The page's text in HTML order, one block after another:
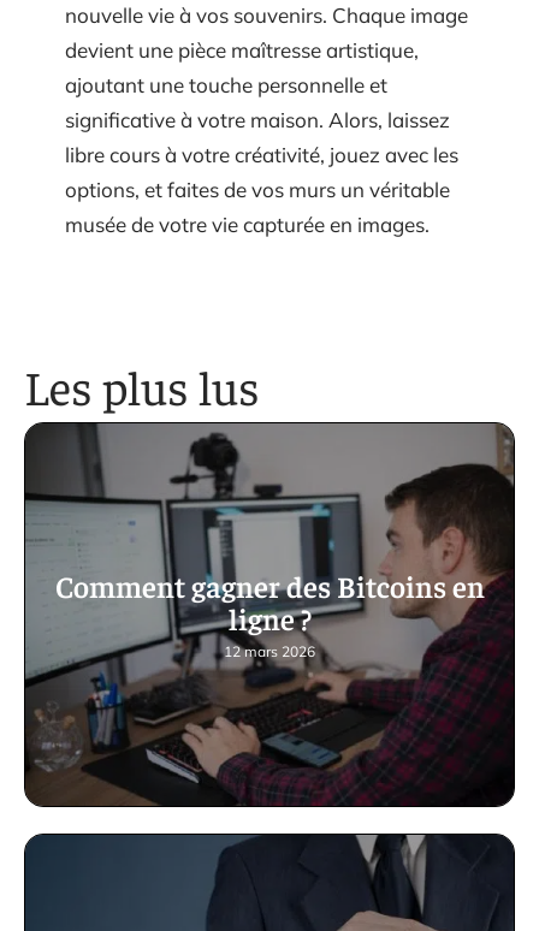
nouvelle vie à vos souvenirs. Chaque image
devient une pièce maîtresse artistique,
ajoutant une touche personnelle et
significative à votre maison. Alors, laissez
libre cours à votre créativité, jouez avec les
options, et faites de vos murs un véritable
musée de votre vie capturée en images.
Les plus lus
Comment gagner des Bitcoins en
ligne ?
12 mars 2026